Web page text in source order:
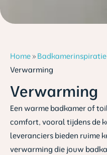
Home» Badkamerinspiratie
Verwarming
Verwarming
Een warme badkamer of
comfort, vooral tijdens de
leveranciers bieden ruime
verwarming die jouw